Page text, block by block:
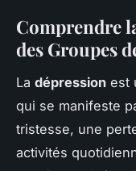
Comprendre
des Groupes
La dépression est
qui se manifeste
tristesse, une
activités